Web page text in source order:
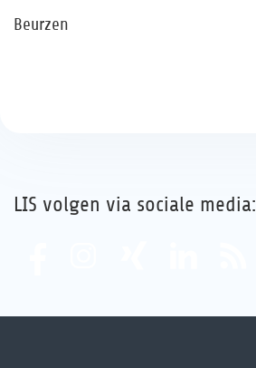
Beurzen
LIS volgen via sociale media: